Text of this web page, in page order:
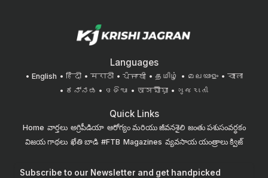
Languages
English हिंदी मराठी ਪੰਜਾਬੀ தமிழ் മലയാളം
বাংলা
ಕನ್ನಡ
ଓଡିଆ অসমীয়া ગુજરાતી
Quick Links
Home వార్తలు అగ్రిపీడియా ఆరోగ్యం మరియు జీవనశైలి జంతు పశుసంవర్ధకం
విజయ గాథలు ఖేతి బాడి #FTB Magazines వ్యవసాయ యంత్రాలు క్విజ్
Subscribe to our Newsletter and get handpicked